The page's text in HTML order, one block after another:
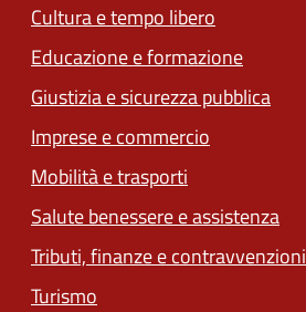
Cultura e tempo libero
Educazione e formazione
Giustizia e sicurezza pubblica
Imprese e commercio
Mobilità e trasporti
Salute benessere e assistenza
Tributi, finanze e contravvenzioni
Turismo